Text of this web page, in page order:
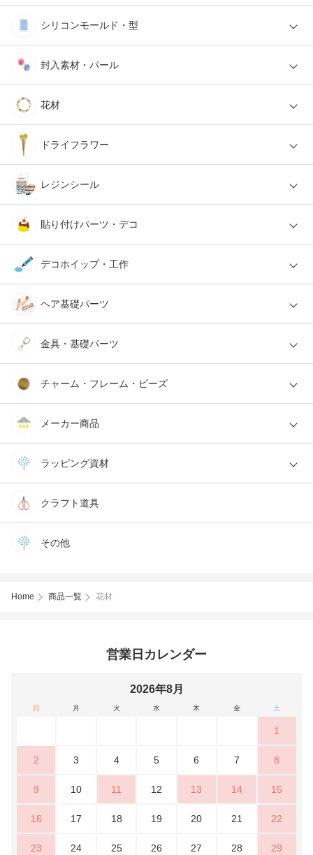
シリコンモールド・型
封入素材・パール
花材
ドライフラワー
レジンシール
貼り付けパーツ・デコ
デコホイップ・工作
ヘア基礎パーツ
金具・基礎パーツ
チャーム・フレーム・ビーズ
メーカー商品
ラッピング資材
クラフト道具
その他
Home 商品一覧 花材
営業日カレンダー
2026年8月
日 月 火 水 木 金 土
1
2 3 4 5 6 7 8
9 10 11 12 13 14 15
16 17 18 19 20 21 22
23 24 25 26 27 28 29